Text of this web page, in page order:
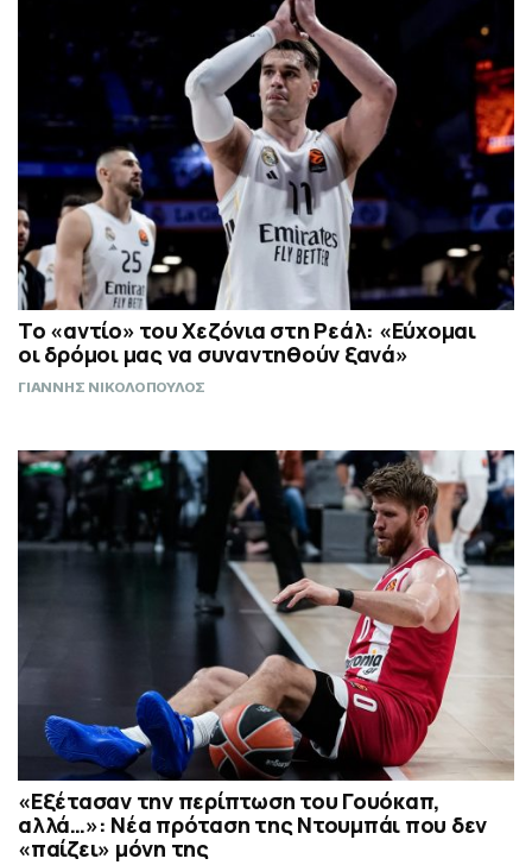
Το «αντίο» του Χεζόνια στη Ρεάλ: «Εύχομαι
οι δρόμοι μας να συναντηθούν ξανά»
ΓΙΑΝΝΗΣ ΝΙΚΟΛΟΠΟΥΛΟΣ
«Εξέτασαν την περίπτωση του Γουόκαπ,
αλλά…»: Νέα πρόταση της Ντουμπάι που δεν
«παίζει» μόνη της